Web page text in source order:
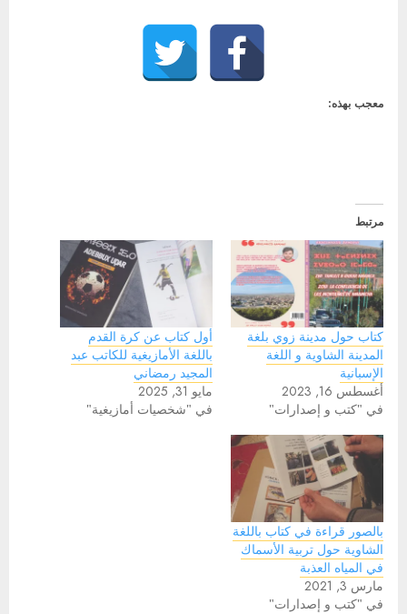
معجب بهذه:
مرتبط
كتاب حول مدينة زوي بلغة
المدينة الشاوية و اللغة
الإسبانية
أغسطس 16, 2023
في "كتب و إصدارات"
أول كتاب عن كرة القدم
باللغة الأمازيغية للكاتب عبد
المجيد رمضاني
مايو 31, 2025
في "شخصيات أمازيغية"
بالصور قراءة في كتاب باللغة
الشاوية حول تربية الأسماك
في المياه العذبة
مارس 3, 2021
في "كتب و إصدارات"